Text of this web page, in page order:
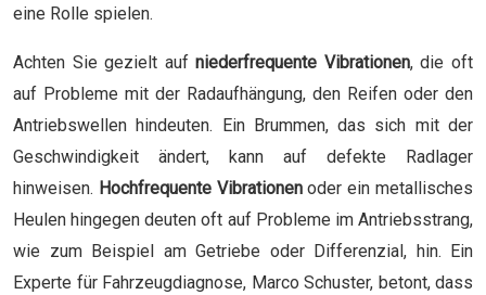
eine Rolle spielen.
Achten Sie gezielt aufniederfrequente Vibrationen, die oft
auf Probleme mit der Radaufhängung, den Reifen oder den
Antriebswellen hindeuten. Ein Brummen, das sich mit der
Geschwindigkeit ändert, kann auf defekte Radlager
hinweisen. Hochfrequente Vibrationenoder ein metallisches
Heulen hingegen deuten oft auf Probleme im Antriebsstrang,
wie zum Beispiel am Getriebe oder Differenzial, hin. Ein
Experte für Fahrzeugdiagnose, Marco Schuster, betont, dass